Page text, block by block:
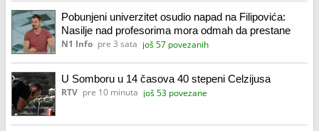
Pobunjeni univerzitet osudio napad na Filipovića:
Nasilje nad profesorima mora odmah da prestane
N1 Info pre 3 sata još 57 povezanih
U Somboru u 14 časova 40 stepeni Celzijusa
RTV pre 10 minuta još 53 povezane